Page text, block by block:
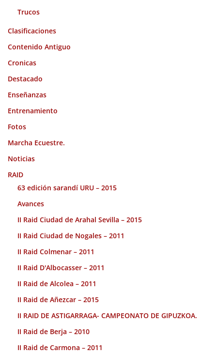
Trucos
Clasificaciones
Contenido Antiguo
Cronicas
Destacado
Enseñanzas
Entrenamiento
Fotos
Marcha Ecuestre.
Noticias
RAID
63 edición sarandí URU – 2015
Avances
II Raid Ciudad de Arahal Sevilla – 2015
II Raid Ciudad de Nogales – 2011
II Raid Colmenar – 2011
II Raid D'Albocasser – 2011
II Raid de Alcolea – 2011
II Raid de Añezcar – 2015
II RAID DE ASTIGARRAGA- CAMPEONATO DE GIPUZKOA.
II Raid de Berja – 2010
II Raid de Carmona – 2011